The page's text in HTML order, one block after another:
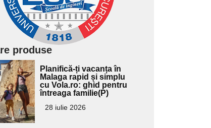
produse
Planifică-ți vacanța în
Malaga rapid și simplu
cu Vola.ro: ghid pentru
întreaga familie(P)
28 iulie 2026